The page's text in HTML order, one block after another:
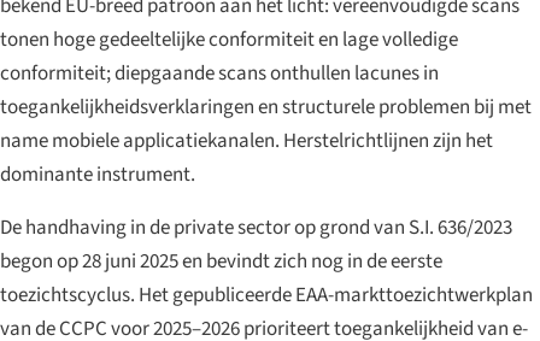
tonen hoge gedeeltelijke conformiteit en lage volledige
conformiteit; diepgaande scans onthullen lacunes in
toegankelijkheidsverklaringen en structurele problemen bij met
name mobiele applicatiekanalen. Herstelrichtlijnen zijn het
dominante instrument.
De handhaving in de private sector op grond van S.I. 636/2023
begon op 28 juni 2025 en bevindt zich nog in de eerste
toezichtscyclus. Het gepubliceerde EAA-markttoezichtwerkplan
van de CCPC voor 2025–2026 prioriteert toegankelijkheid van e-